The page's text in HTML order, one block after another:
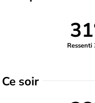
Ressenti
Ce soir